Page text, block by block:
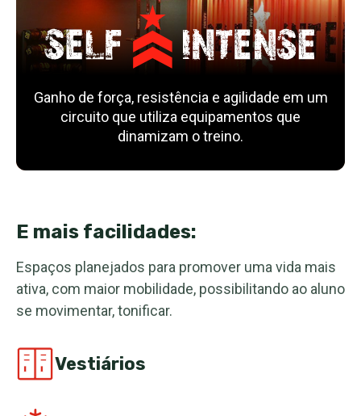
Ganho de força, resistência e agilidade em um
circuito que utiliza equipamentos que
dinamizam o treino.
E mais facilidades:
Espaços planejados para promover uma vida mais
ativa, com maior mobilidade, possibilitando ao aluno
se movimentar, tonificar.
Vestiários